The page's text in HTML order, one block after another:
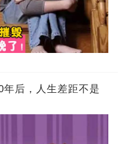
后，人生差距不是